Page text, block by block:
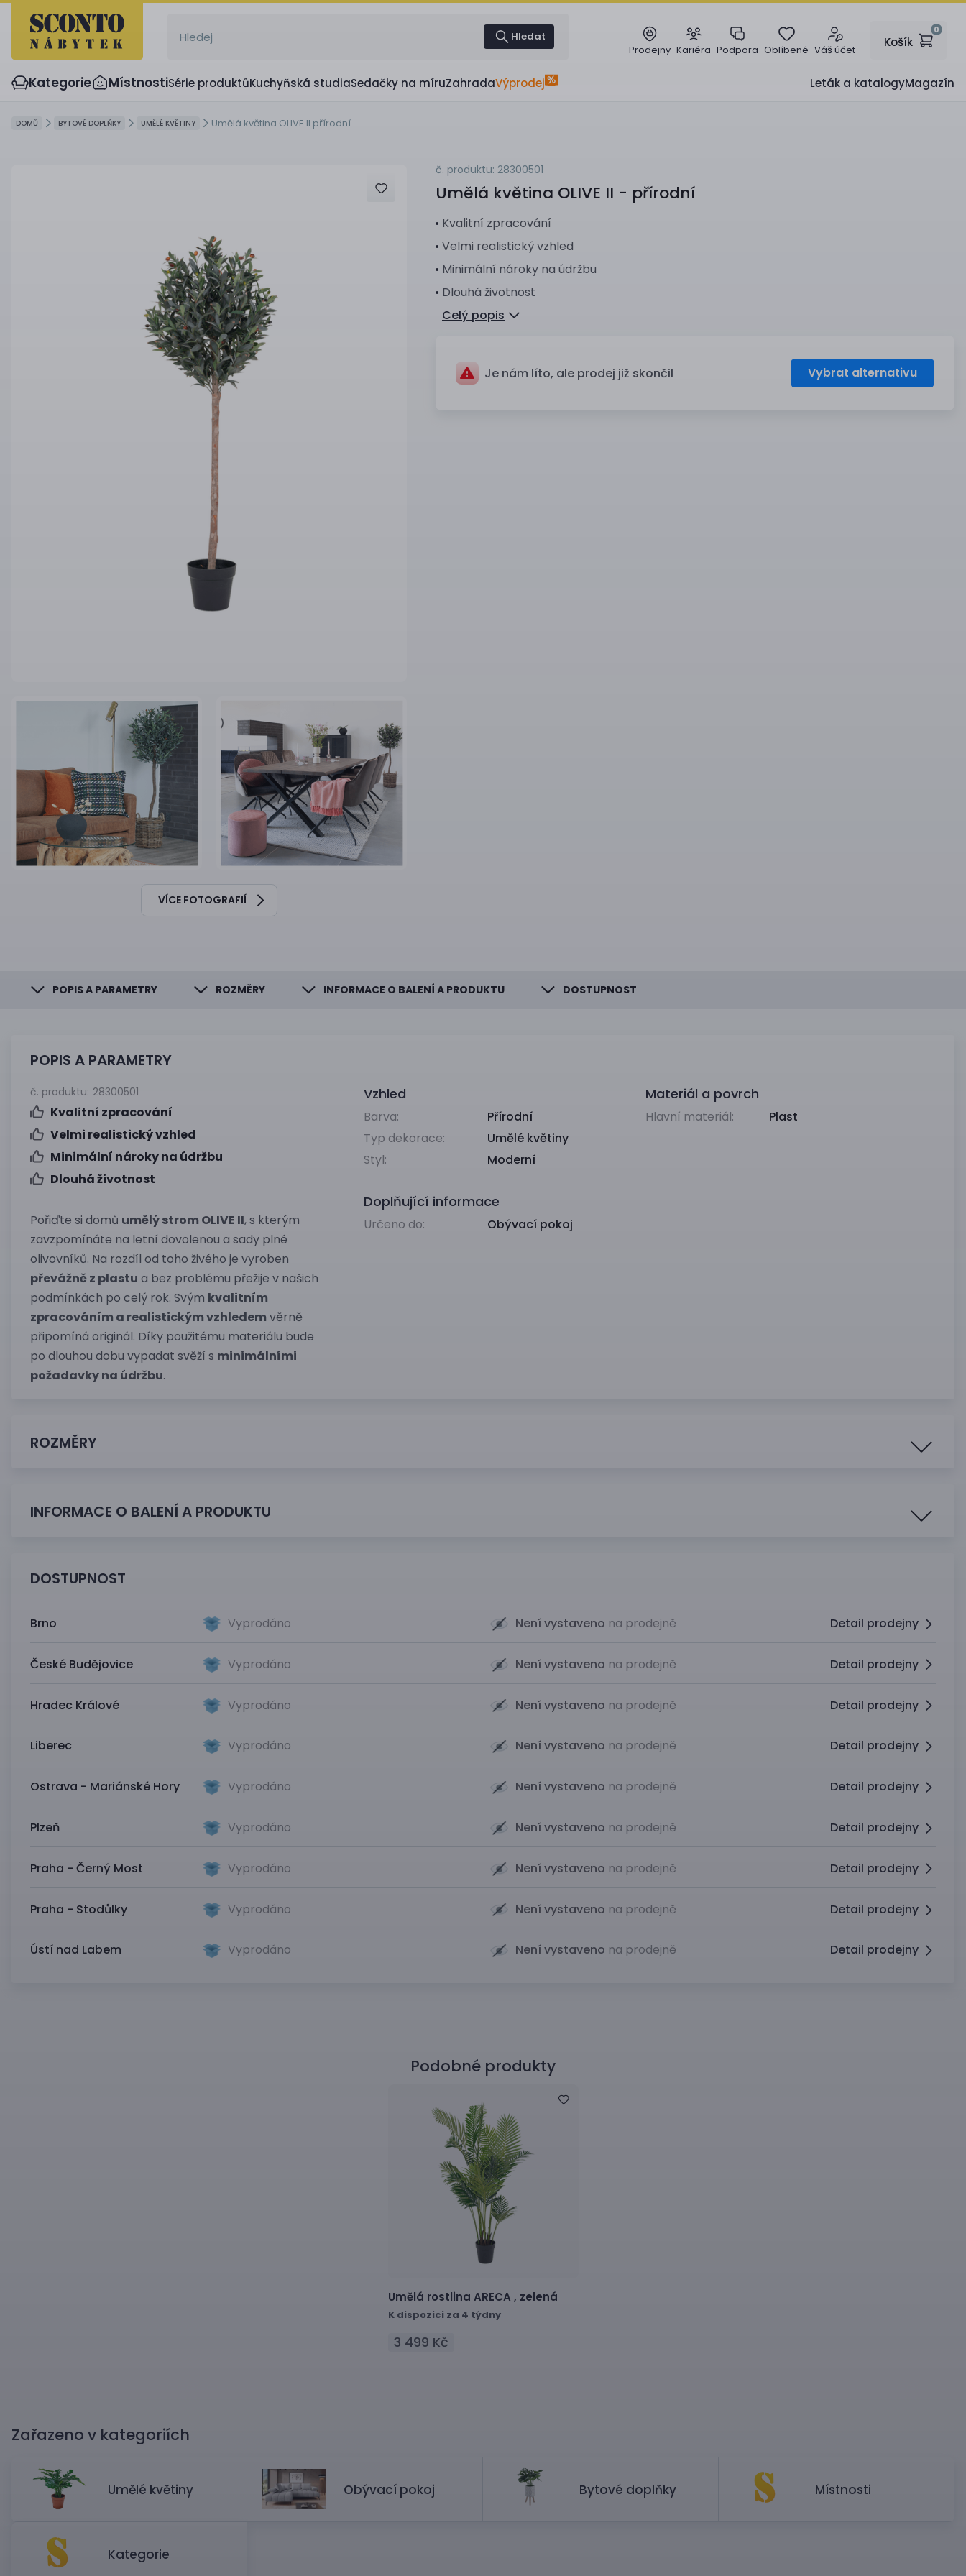
Hledat
Prodejny Kariéra Podpora Oblíbené Váš účet
Košík
0
Kategorie MístnostiSérie produktůKuchyňská studiaSedačky na míruZahradaVýprodej Leták a katalogyMagazín
DOMŮ BYTOVÉ DOPLŇKY UMĚLÉ KVĚTINY Umělá květina OLIVE II přírodní
VÍCE FOTOGRAFIÍ
č. produktu: 28300501
Umělá květina OLIVE II - přírodní
Kvalitní zpracování
Velmi realistický vzhled
Minimální nároky na údržbu
Dlouhá životnost
Celý popis
Je nám líto, ale prodej již skončil Vybrat alternativu
POPIS A PARAMETRY ROZMĚRY INFORMACE O BALENÍ A PRODUKTU DOSTUPNOST
POPIS A PARAMETRY
č. produktu: 28300501
Kvalitní zpracování
Velmi realistický vzhled
Minimální nároky na údržbu
Dlouhá životnost
Pořiďte si domů umělý strom OLIVE II, s kterým
zavzpomínáte na letní dovolenou a sady plné
olivovníků. Na rozdíl od toho živého je vyroben
převážně z plastu a bez problému přežije v našich
podmínkách po celý rok. Svým kvalitním
zpracováním a realistickým vzhledem věrně
připomíná originál. Díky použitému materiálu bude
po dlouhou dobu vypadat svěží s minimálními
požadavky na údržbu.
Vzhled
Barva:
Přírodní
Typ dekorace:
Umělé květiny
Styl:
Moderní
Materiál a povrch
Hlavní materiál: Plast
Doplňující informace
Určeno do: Obývací pokoj
ROZMĚRY
INFORMACE O BALENÍ A PRODUKTU
DOSTUPNOST
Brno Vyprodáno Není vystaveno na prodejně Detail prodejny
České Budějovice Vyprodáno Není vystaveno na prodejně Detail prodejny
Hradec Králové Vyprodáno Není vystaveno na prodejně Detail prodejny
Liberec Vyprodáno Není vystaveno na prodejně Detail prodejny
Ostrava - Mariánské Hory Vyprodáno Není vystaveno na prodejně Detail prodejny
Plzeň Vyprodáno Není vystaveno na prodejně Detail prodejny
Praha - Černý Most Vyprodáno Není vystaveno na prodejně Detail prodejny
Praha - Stodůlky Vyprodáno Není vystaveno na prodejně Detail prodejny
Ústí nad Labem Vyprodáno Není vystaveno na prodejně Detail prodejny
Podobné produkty
Umělá rostlina ARECA , zelená
K dispozici za 4 týdny
3 499 Kč
Zařazeno v kategoriích
Umělé květiny Obývací pokoj Bytové doplňky Místnosti
Kategorie